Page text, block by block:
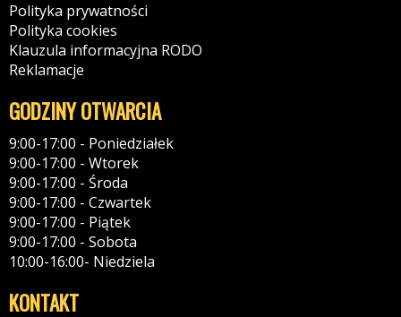
Polityka prywatności
Polityka cookies
Klauzula informacyjna RODO
Reklamacje
GODZINY OTWARCIA
9:00-17:00 - Poniedziałek
9:00-17:00 - Wtorek
9:00-17:00 - Środa
9:00-17:00 - Czwartek
9:00-17:00 - Piątek
9:00-17:00 - Sobota
10:00-16:00- Niedziela
KONTAKT